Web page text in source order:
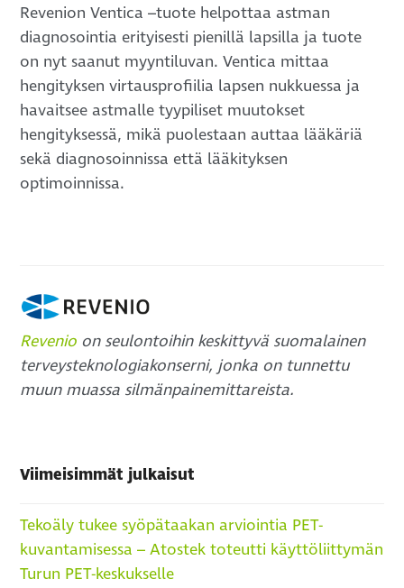
Revenion Ventica –tuote helpottaa astman
diagnosointia erityisesti pienillä lapsilla ja tuote
on nyt saanut myyntiluvan. Ventica mittaa
hengityksen virtausprofiilia lapsen nukkuessa ja
havaitsee astmalle tyypiliset muutokset
hengityksessä, mikä puolestaan auttaa lääkäriä
sekä diagnosoinnissa että lääkityksen
optimoinnissa.
Revenio on seulontoihin keskittyvä suomalainen
terveysteknologiakonserni, jonka on tunnettu
muun muassa silmänpainemittareista.
Viimeisimmät julkaisut
Tekoäly tukee syöpätaakan arviointia PET-
kuvantamisessa – Atostek toteutti käyttöliittymän
Turun PET-keskukselle